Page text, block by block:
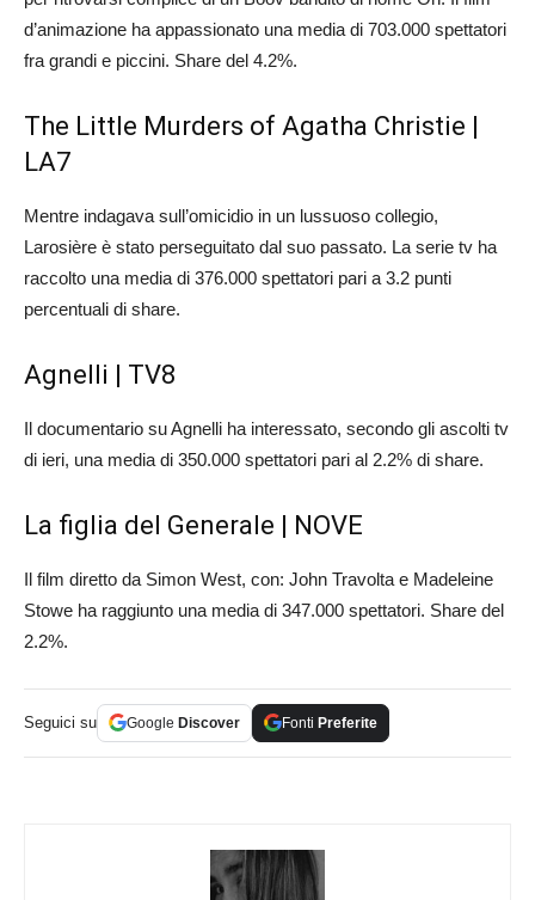
d’animazione ha appassionato una media di 703.000 spettatori
fra grandi e piccini. Share del 4.2%.
The Little Murders of Agatha Christie |
LA7
Mentre indagava sull’omicidio in un lussuoso collegio,
Larosière è stato perseguitato dal suo passato. La serie tv ha
raccolto una media di 376.000 spettatori pari a 3.2 punti
percentuali di share.
Agnelli | TV8
Il documentario su Agnelli ha interessato, secondo gli ascolti tv
di ieri, una media di 350.000 spettatori pari al 2.2% di share.
La figlia del Generale | NOVE
Il film diretto da Simon West, con: John Travolta e Madeleine
Stowe ha raggiunto una media di 347.000 spettatori. Share del
2.2%.
Seguici su Google Discover Fonti Preferite